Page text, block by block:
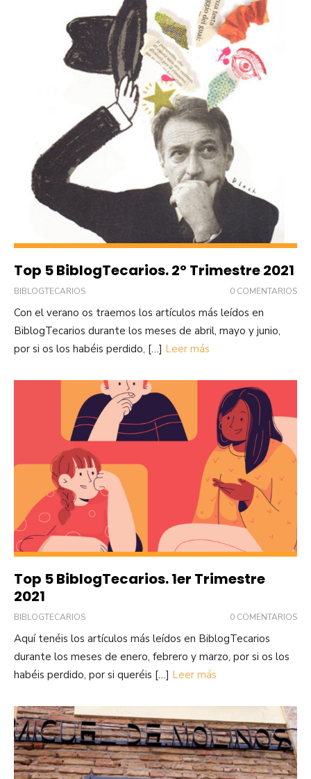
Top 5 BiblogTecarios. 2º Trimestre 2021
BIBLOGTECARIOS 0 COMENTARIOS
Con el verano os traemos los artículos más leídos en
BiblogTecarios durante los meses de abril, mayo y junio,
por si os los habéis perdido, […] Leer más
Top 5 BiblogTecarios. 1er Trimestre
2021
BIBLOGTECARIOS 0 COMENTARIOS
Aquí tenéis los artículos más leídos en BiblogTecarios
durante los meses de enero, febrero y marzo, por si os los
habéis perdido, por si queréis […] Leer más